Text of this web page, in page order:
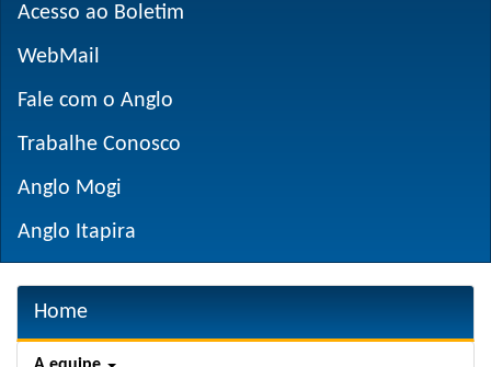
Acesso ao Boletim
WebMail
Fale com o Anglo
Trabalhe Conosco
Anglo Mogi
Anglo Itapira
Home